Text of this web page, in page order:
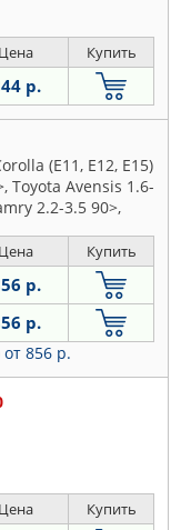
Цена Купить
р.
(E11, E12, E15)
Toyota Avensis 1.6-
2.2-3.5 90>,
Lanser 1.3-2.0 92-
Цена Купить
р.
р.
от 856 р.
Цена Купить